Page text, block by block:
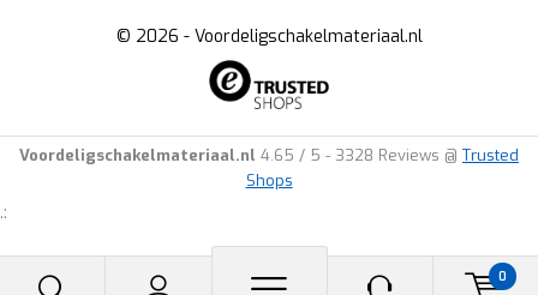
0
© 2026 - Voordeligschakelmateriaal.nl
Voordeligschakelmateriaal.nl 4.65 / 5 - 3328 Reviews @ Trusted
Shops
.: